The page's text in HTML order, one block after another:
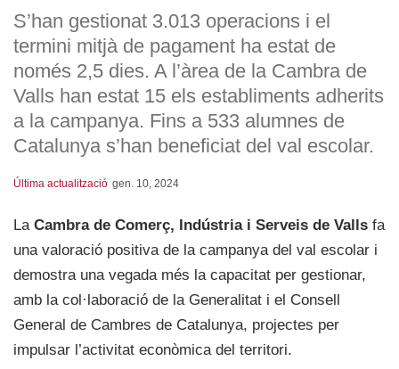
S’han gestionat 3.013 operacions i el
termini mitjà de pagament ha estat de
només 2,5 dies. A l’àrea de la Cambra de
Valls han estat 15 els establiments adherits
a la campanya. Fins a 533 alumnes de
Catalunya s’han beneficiat del val escolar.
Última actualització gen. 10, 2024
La Cambra de Comerç, Indústria i Serveis de Valls fa
una valoració positiva de la campanya del val escolar i
demostra una vegada més la capacitat per gestionar,
amb la col·laboració de la Generalitat i el Consell
General de Cambres de Catalunya, projectes per
impulsar l’activitat econòmica del territori.